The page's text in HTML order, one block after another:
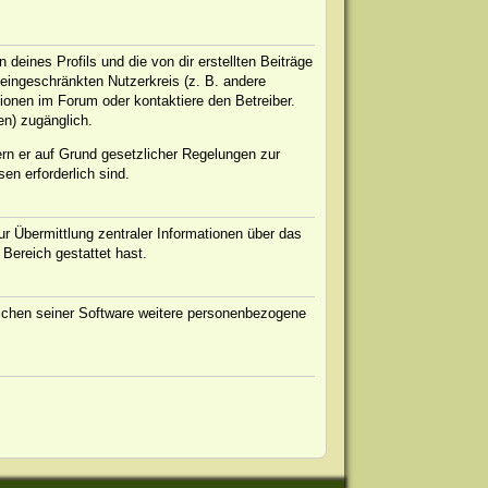
deines Profils und die von dir erstellten Beiträge
Nutzerkreis (z. B. andere
im Forum oder kontaktiere den Betreiber.
zugänglich.
er auf Grund gesetzlicher Regelungen zur
erforderlich sind.
Übermittlung zentraler Informationen über das
gestattet hast.
seiner Software weitere personenbezogene